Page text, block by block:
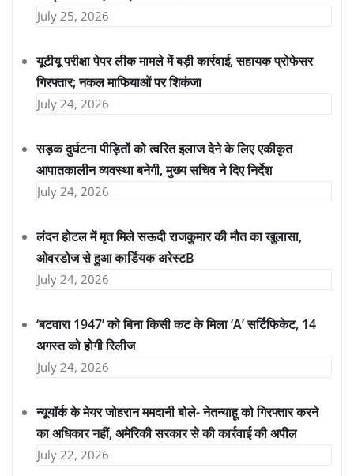
July 25, 2026
यूटीयू परीक्षा पेपर लीक मामले में बड़ी कार्रवाई, सहायक प्रोफेसर
गिरफ्तार; नकल माफियाओं पर शिकंजा
July 24, 2026
सड़क दुर्घटना पीड़ितों को त्वरित इलाज देने के लिए एकीकृत
आपातकालीन व्यवस्था बनेगी, मुख्य सचिव ने दिए निर्देश
July 24, 2026
लंदन होटल में मृत मिले सऊदी राजकुमार की मौत का खुलासा,
ओवरडोज से हुआ कार्डियक अरेस्टB
July 24, 2026
‘बटवारा 1947’ को बिना किसी कट के मिला ‘A’ सर्टिफिकेट, 14
अगस्त को होगी रिलीज
July 24, 2026
न्यूयॉर्क के मेयर जोहरान ममदानी बोले- नेतन्याहू को गिरफ्तार करने
का अधिकार नहीं, अमेरिकी सरकार से की कार्रवाई की अपील
July 22, 2026